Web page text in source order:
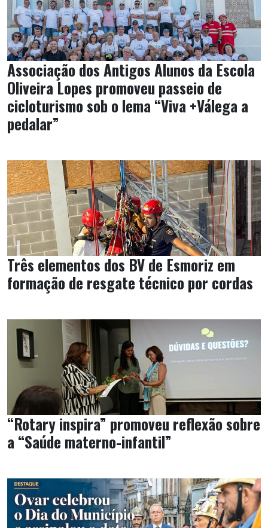
Associação dos Antigos Alunos da Escola
Oliveira Lopes promoveu passeio de
cicloturismo sob o lema “Viva +Válega a
pedalar”
Três elementos dos BV de Esmoriz em
formação de resgate técnico por cordas
“Rotary inspira” promoveu reflexão sobre
a “Saúde materno-infantil”